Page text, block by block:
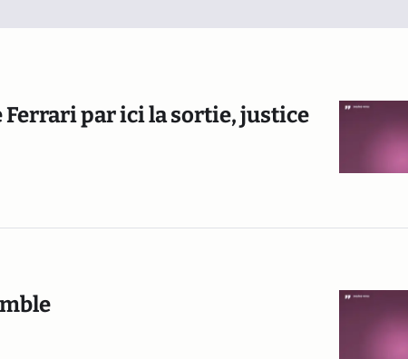
Ferrari par ici la sortie, justice